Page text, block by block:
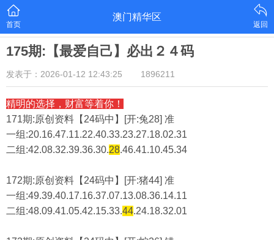
首页
澳门精华区
返回
175期:【最爱自己】必出２４码
发表于：2026-01-12 12:43:25 1896211
精明的选择，财富等着你！
171期:原创资料【24码中】[开:兔28] 准
一组:20.16.47.11.22.40.33.23.27.18.02.31
二组:42.08.32.39.36.30.28.46.41.10.45.34
172期:原创资料【24码中】[开:猪44] 准
一组:49.39.40.17.16.37.07.13.08.36.14.11
二组:48.09.41.05.42.15.33.44.24.18.32.01